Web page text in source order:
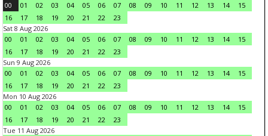
00
01 02 03 04 05 06 07 08 09 10 11 12 13 14
15
16
17 18 19 20 21 22
23
Sat 8 Aug 2026
00
01 02 03 04 05 06 07 08 09 10 11 12 13 14
15
16
17 18 19 20 21 22
23
Sun 9 Aug 2026
00
01 02 03 04 05 06 07 08 09 10 11 12 13 14
15
16
17 18 19 20 21 22
23
Mon 10 Aug 2026
00
01 02 03 04 05 06 07 08 09 10 11 12 13 14
15
16
17 18 19 20 21 22
23
Tue 11 Aug 2026